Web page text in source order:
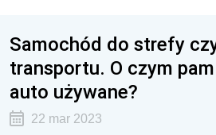
Samochód do strefy
transportu. O czym
auto używane?
22 mar 2023